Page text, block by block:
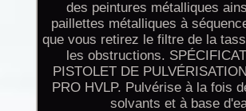
des peintures métalliques
paillettes métalliques à
que vous retirez le filtre de la
les obstructions.
PISTOLET DE
PRO HVLP. Pulvérise à la fois
solvants et à base